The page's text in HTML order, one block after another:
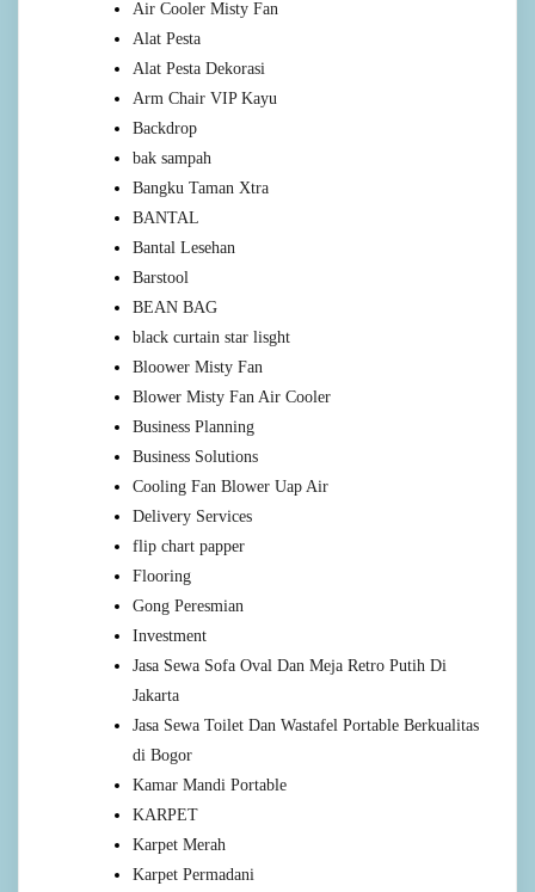
Air Cooler Misty Fan
Alat Pesta
Alat Pesta Dekorasi
Arm Chair VIP Kayu
Backdrop
bak sampah
Bangku Taman Xtra
BANTAL
Bantal Lesehan
Barstool
BEAN BAG
black curtain star lisght
Bloower Misty Fan
Blower Misty Fan Air Cooler
Business Planning
Business Solutions
Cooling Fan Blower Uap Air
Delivery Services
flip chart papper
Flooring
Gong Peresmian
Investment
Jasa Sewa Sofa Oval Dan Meja Retro Putih Di
Jakarta
Jasa Sewa Toilet Dan Wastafel Portable Berkualitas
di Bogor
Kamar Mandi Portable
KARPET
Karpet Merah
Karpet Permadani